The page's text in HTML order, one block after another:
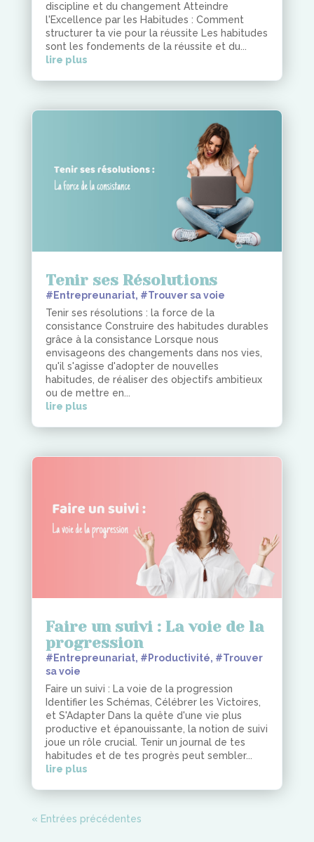
discipline et du changement Atteindre
l'Excellence par les Habitudes : Comment
structurer ta vie pour la réussite Les habitudes
sont les fondements de la réussite et du...
lire plus
Tenir ses Résolutions
#Entrepreunariat, #Trouver sa voie
Tenir ses résolutions : la force de la
consistance Construire des habitudes durables
grâce à la consistance Lorsque nous
envisageons des changements dans nos vies,
qu'il s'agisse d'adopter de nouvelles
habitudes, de réaliser des objectifs ambitieux
ou de mettre en...
lire plus
Faire un suivi : La voie de la
progression
#Entrepreunariat, #Productivité, #Trouver
sa voie
Faire un suivi : La voie de la progression
Identifier les Schémas, Célébrer les Victoires,
et S'Adapter Dans la quête d'une vie plus
productive et épanouissante, la notion de suivi
joue un rôle crucial. Tenir un journal de tes
habitudes et de tes progrès peut sembler...
lire plus
« Entrées précédentes